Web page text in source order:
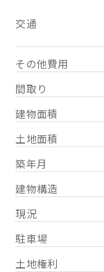
交通
その他費用
間取り
建物面積
土地面積
築年月
建物構造
現況
駐車場
土地権利